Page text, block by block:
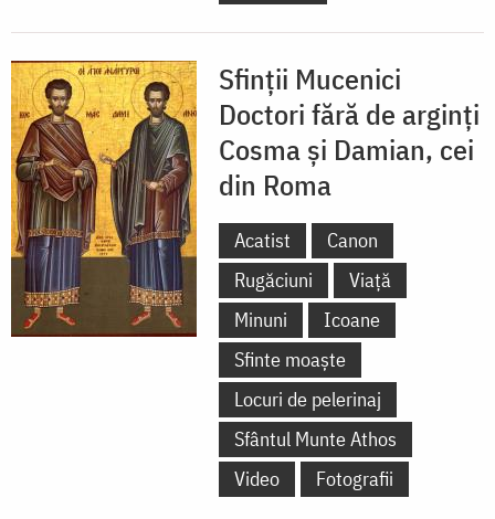
Sfinții Mucenici
Doctori fără de arginți
Cosma și Damian, cei
din Roma
Acatist
Canon
Rugăciuni
Viață
Minuni
Icoane
Sfinte moaște
Locuri de pelerinaj
Sfântul Munte Athos
Video
Fotografii